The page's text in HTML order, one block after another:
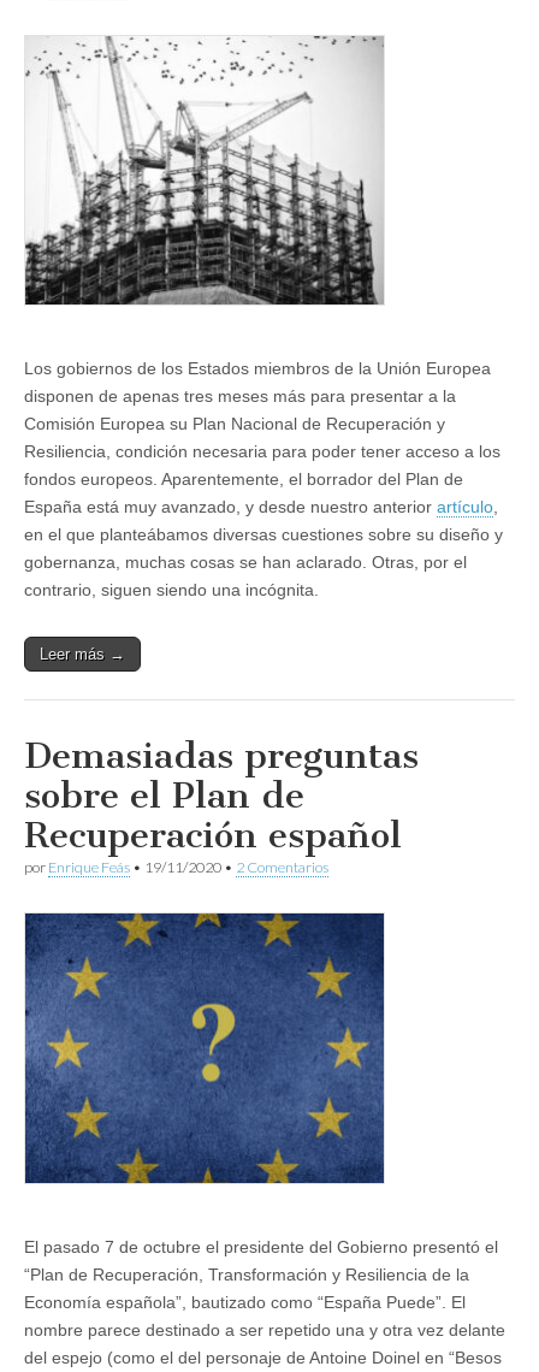
Los gobiernos de los Estados miembros de la Unión Europea
disponen de apenas tres meses más para presentar a la
Comisión Europea su Plan Nacional de Recuperación y
Resiliencia, condición necesaria para poder tener acceso a los
fondos europeos. Aparentemente, el borrador del Plan de
España está muy avanzado, y desde nuestro anterior artículo
en el que planteábamos diversas cuestiones sobre su diseño y
gobernanza, muchas cosas se han aclarado. Otras, por el
contrario, siguen siendo una incógnita.
Leer más →
Demasiadas preguntas
sobre el Plan de
Recuperación español
por Enrique Feás • 19/11/2020 • 2 Comentarios
El pasado 7 de octubre el presidente del Gobierno presentó el
“Plan de Recuperación, Transformación y Resiliencia de la
Economía española”, bautizado como “España Puede”. El
nombre parece destinado a ser repetido una y otra vez delante
del espejo (como el del personaje de Antoine Doinel en “Besos